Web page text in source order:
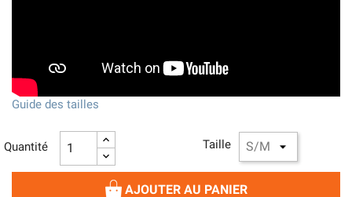
Taille
Guide des tailles
Quantité
AJOUTER AU PANIER